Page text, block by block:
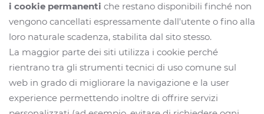
i cookie permanenti che restano disponibili finché non
vengono cancellati espressamente dall'utente o fino alla
loro naturale scadenza, stabilita dal sito stesso.
La maggior parte dei siti utilizza i cookie perché
rientrano tra gli strumenti tecnici di uso comune sul
web in grado di migliorare la navigazione e la user
experience permettendo inoltre di offrire servizi